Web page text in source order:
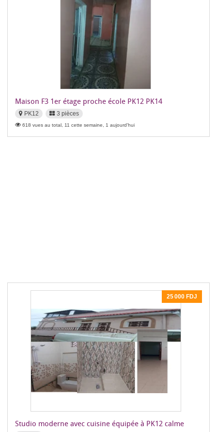
Maison F3 1er étage proche école PK12 PK14
PK12 3 pièces
618 vues au total, 11 cette semaine, 1 aujourd'hui
25 000 FDJ
Studio moderne avec cuisine équipée à PK12 calme